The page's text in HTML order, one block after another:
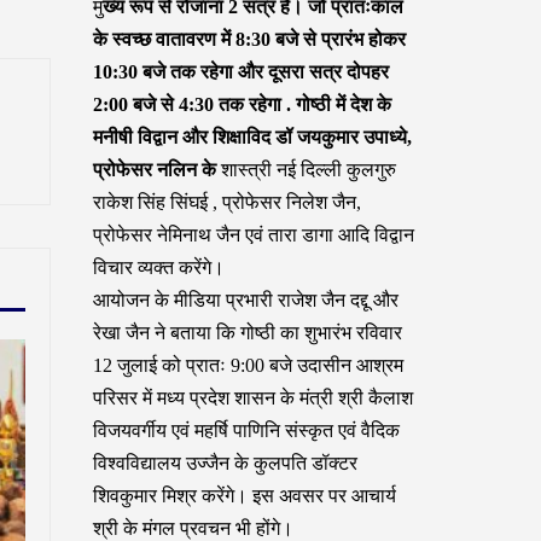
मुख्य रूप से रोजाना 2 सत्र हैं। जो प्रातःकाल
के स्वच्छ वातावरण में 8:30 बजे से प्रारंभ होकर
10:30 बजे तक रहेगा और दूसरा सत्र दोपहर
2:00 बजे से 4:30 तक रहेगा . गोष्ठी में देश के
मनीषी विद्वान और शिक्षाविद डॉ जयकुमार उपाध्ये,
प्रोफेसर नलिन केशास्त्री नई दिल्ली कुलगुरु
राकेश सिंह सिंघई , प्रोफेसर निलेश जैन,
प्रोफेसर नेमिनाथ जैन एवं तारा डागा आदि विद्वान
विचार व्यक्त करेंगे।
आयोजन के मीडिया प्रभारी राजेश जैन दद्दू और
रेखा जैन ने बताया कि गोष्ठी का शुभारंभ रविवार
12 जुलाई को प्रातः 9:00 बजे उदासीन आश्रम
परिसर में मध्य प्रदेश शासन के मंत्री श्री कैलाश
विजयवर्गीय एवं महर्षि पाणिनि संस्कृत एवं वैदिक
विश्वविद्यालय उज्जैन के कुलपति डॉक्टर
शिवकुमार मिश्र करेंगे। इस अवसर पर आचार्य
श्री के मंगल प्रवचन भी होंगे।